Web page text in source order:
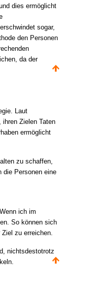
dies ermöglicht
sogar,
den Personen
da der
Laut
Zielen Taten
ermöglicht
zu schaffen,
die Personen eine
ich im
So können sich
zu erreichen.
nichtsdestotrotz